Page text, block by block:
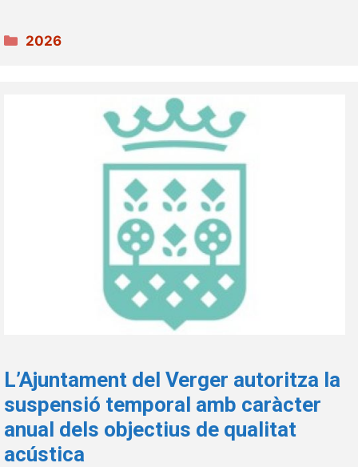
Categories
2026
L’Ajuntament del Verger autoritza la
suspensió temporal amb caràcter
anual dels objectius de qualitat
acústica